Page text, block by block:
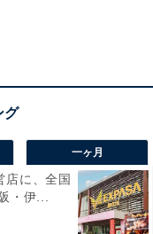
一ヶ月
店に、全国
・伊...